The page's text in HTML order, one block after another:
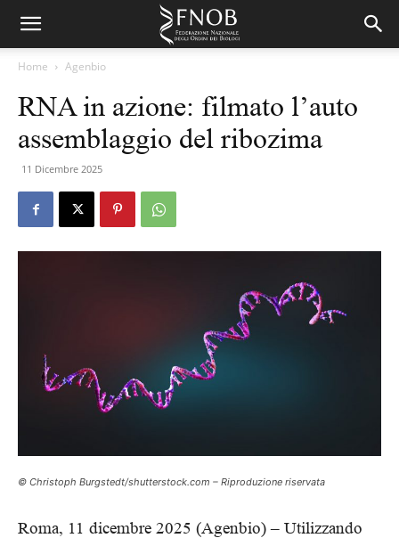
Home Agenbio
RNA in azione: filmato l’auto
assemblaggio del ribozima
11 Dicembre 2025
© Christoph Burgstedt/shutterstock.com – Riproduzione riservata
Roma, 11 dicembre 2025 (Agenbio) – Utilizzando